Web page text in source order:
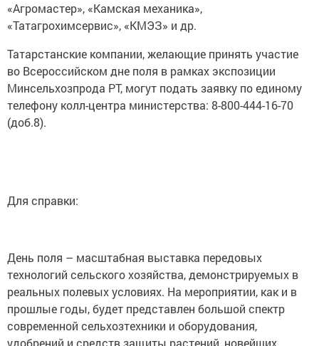
«Агромастер», «Камская механика»,
«Татагрохимсервис», «КМЭЗ» и др.
Татарстанские компании, желающие принять участие
во Всероссийском дне поля в рамках экспозиции
Минсельхозпрода РТ, могут подать заявку по единому
телефону колл-центра министерства: 8-800-444-16-70
(доб.8).
Для справки:
День поля – масштабная выставка передовых
технологий сельского хозяйства, демонстрируемых в
реальных полевых условиях. На мероприятии, как и в
прошлые годы, будет представлен большой спектр
современной сельхозтехники и оборудования,
удобрений и средств защиты растений, новейших